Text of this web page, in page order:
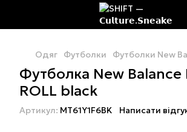
Одяг Футболки Футболки New
Футболка New Balance
ROLL black
Артикул: MT61Y1F6BK Написати